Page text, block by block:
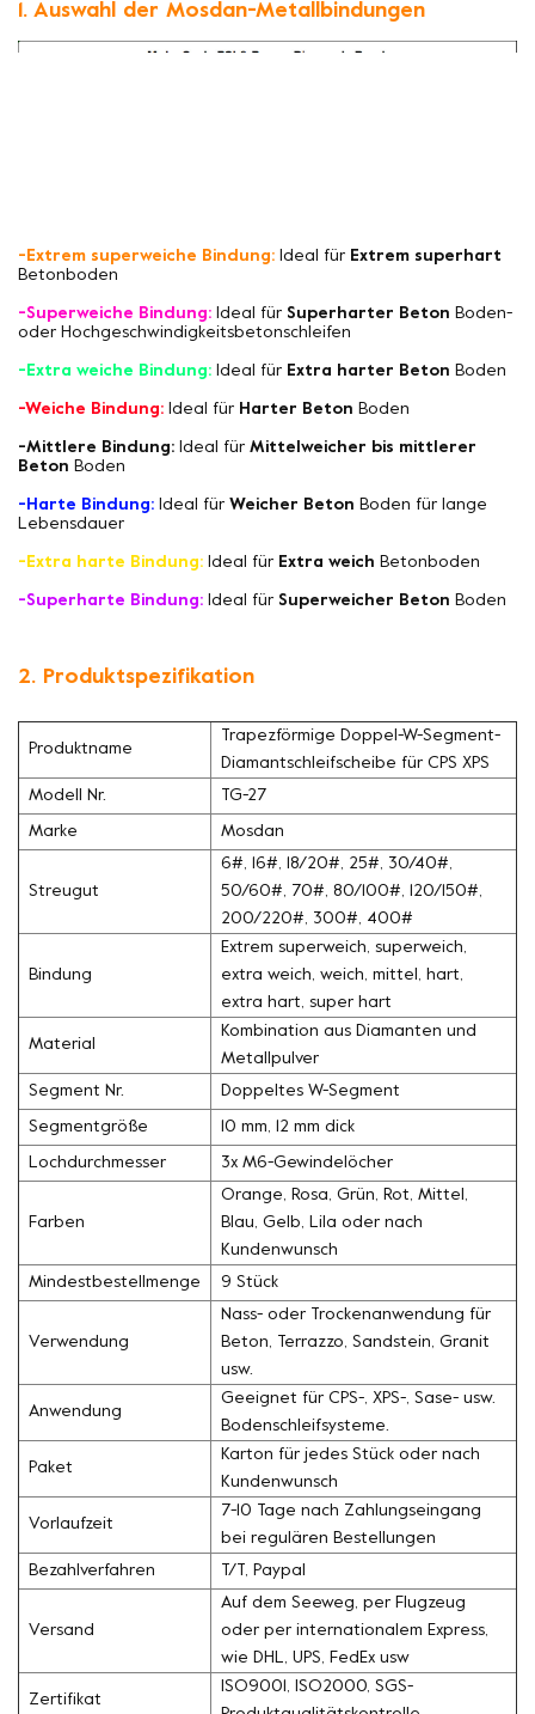
1. Auswahl der Mosdan-Metallbindungen
-Extrem superweiche Bindung: Ideal für Extrem superhart
Betonboden
-Superweiche Bindung: Ideal für Superharter Beton Boden-
oder Hochgeschwindigkeitsbetonschleifen
-Extra weiche Bindung: Ideal für Extra harter Beton Boden
-Weiche Bindung: Ideal für Harter Beton Boden
-Mittlere Bindung: Ideal für Mittelweicher bis mittlerer
Beton Boden
-Harte Bindung: Ideal für Weicher Beton Boden für lange
Lebensdauer
-Extra harte Bindung: Ideal für Extra weich Betonboden
-Superharte Bindung: Ideal für Superweicher Beton Boden
2. Produktspezifikation
Produktname
Trapezförmige Doppel-W-Segment-
Diamantschleifscheibe für CPS XPS
Modell Nr. TG-27
Marke Mosdan
Streugut
6#, 16#, 18/20#, 25#, 30/40#,
50/60#, 70#, 80/100#, 120/150#,
200/220#, 300#, 400#
Bindung
Extrem superweich, superweich,
extra weich, weich, mittel, hart,
extra hart, super hart
Material
Kombination aus Diamanten und
Metallpulver
Segment Nr. Doppeltes W-Segment
Segmentgröße 10 mm, 12 mm dick
Lochdurchmesser 3x M6-Gewindelöcher
Farben
Orange, Rosa, Grün, Rot, Mittel,
Blau, Gelb, Lila oder nach
Kundenwunsch
Mindestbestellmenge 9 Stück
Verwendung
Nass- oder Trockenanwendung für
Beton, Terrazzo, Sandstein, Granit
usw.
Anwendung
Geeignet für CPS-, XPS-, Sase- usw.
Bodenschleifsysteme.
Paket
Karton für jedes Stück oder nach
Kundenwunsch
Vorlaufzeit
7-10 Tage nach Zahlungseingang
bei regulären Bestellungen
Bezahlverfahren T/T, Paypal
Versand
Auf dem Seeweg, per Flugzeug
oder per internationalem Express,
wie DHL, UPS, FedEx usw
Zertifikat
ISO9001, ISO2000, SGS-